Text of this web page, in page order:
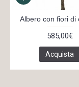
Albero con fiori di
585,00€
Acquista